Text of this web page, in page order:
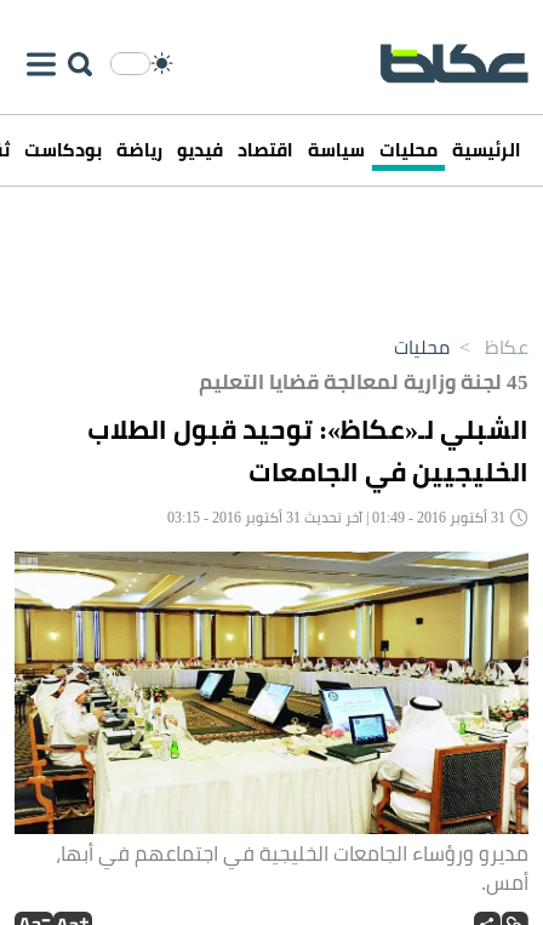
الرئيسية محليات سياسة اقتصاد فيديو رياضة بودكاست
عكاظ > محليات
45 لجنة وزارية لمعالجة قضايا التعليم
الشبلي لـ«عكاظ»: توحيد قبول الطلاب
الخليجيين في الجامعات
مديرو ورؤساء الجامعات الخليجية في اجتماعهم في أبها،
أمس.